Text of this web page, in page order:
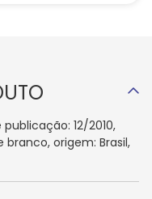
12/2010,
branco, origem: Brasil,